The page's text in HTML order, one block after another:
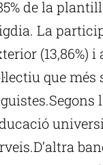
de la
La
(13,86%) i
que